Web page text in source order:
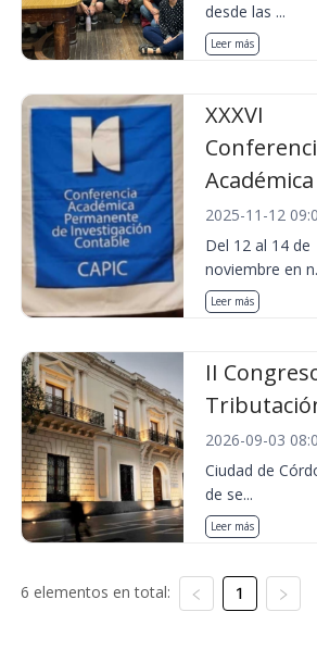
desde las ...
Leer más
XXXVI
Académica
2025-11-12
Del 12 al 14 de
noviembre en
Leer más
II
2026-09-03
Ciudad de
de se...
Leer más
6 elementos en total: 1